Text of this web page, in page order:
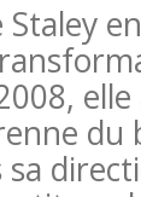
Staley